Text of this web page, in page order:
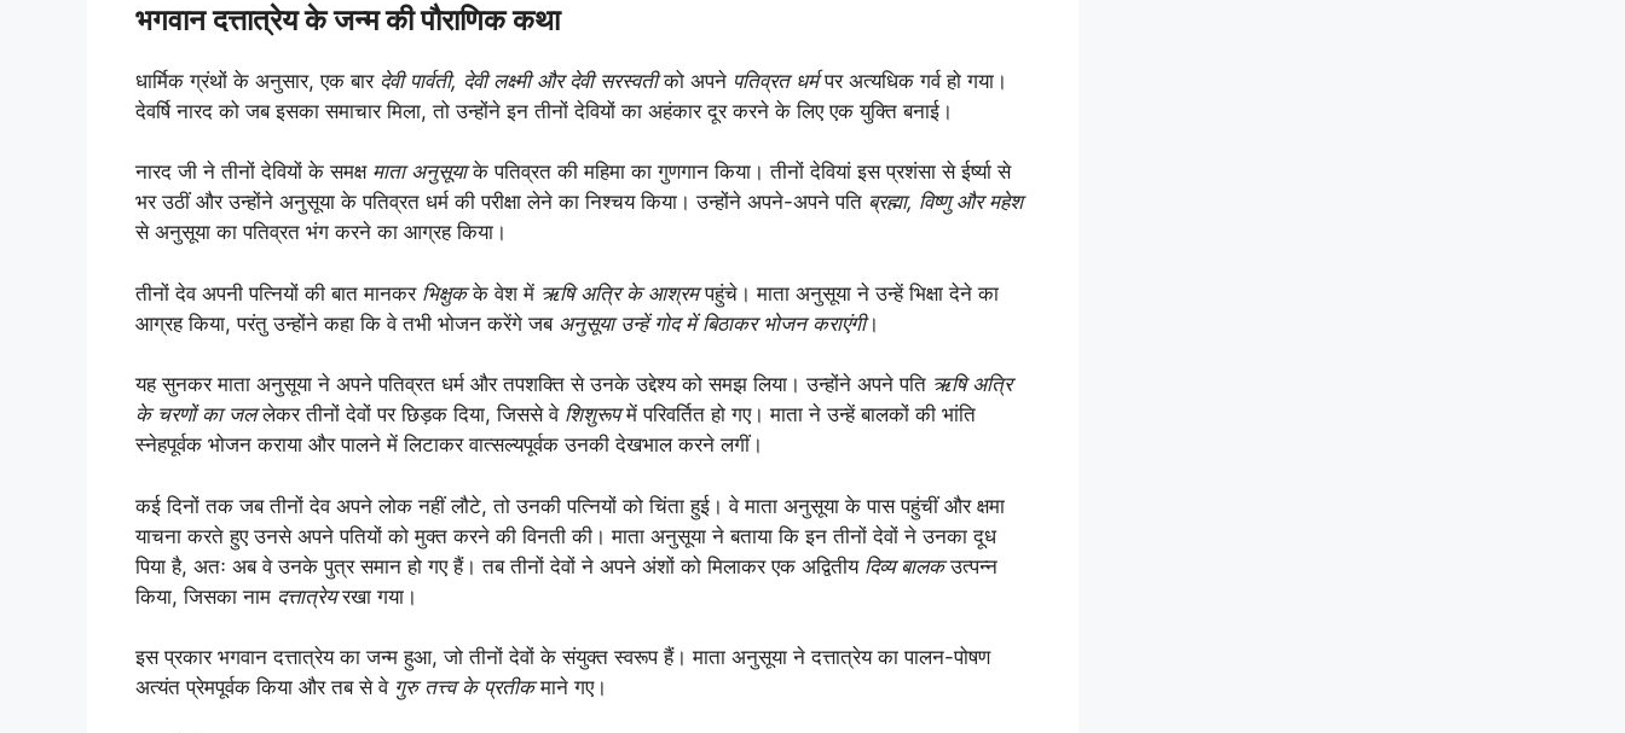
भगवान दत्तात्रेय के जन्म की पौराणिक कथा
धार्मिक ग्रंथों के अनुसार, एक बार देवी पार्वती, देवी लक्ष्मी और देवी सरस्वतीको अपने पतिव्रत धर्मपर अत्यधिक गर्व हो गया।
देवर्षि नारद को जब इसका समाचार मिला, तो उन्होंने इन तीनों देवियों का अहंकार दूर करने के लिए एक युक्ति बनाई।
नारद जी ने तीनों देवियों के समक्ष माता अनुसूयाके पतिव्रत की महिमा का गुणगान किया। तीनों देवियां इस प्रशंसा से ईर्ष्या से
भर उठीं और उन्होंने अनुसूया के पतिव्रत धर्म की परीक्षा लेने का निश्चय किया। उन्होंने अपने-अपने पति ब्रह्मा, विष्णु और महेश
से अनुसूया का पतिव्रत भंग करने का आग्रह किया।
तीनों देव अपनी पत्नियों की बात मानकर भिक्षुकके वेश में ऋषि अत्रि के आश्रमपहुंचे। माता अनुसूया ने उन्हें भिक्षा देने का
आग्रह किया, परंतु उन्होंने कहा कि वे तभी भोजन करेंगे जब अनुसूया उन्हें गोद में बिठाकर भोजन कराएंगी।
यह सुनकर माता अनुसूया ने अपने पतिव्रत धर्म और तपशक्ति से उनके उद्देश्य को समझ लिया। उन्होंने अपने पति ऋषि अत्रि
के चरणों का जललेकर तीनों देवों पर छिड़क दिया, जिससे वे शिशुरूपमें परिवर्तित हो गए। माता ने उन्हें बालकों की भांति
स्नेहपूर्वक भोजन कराया और पालने में लिटाकर वात्सल्यपूर्वक उनकी देखभाल करने लगीं।
कई दिनों तक जब तीनों देव अपने लोक नहीं लौटे, तो उनकी पत्नियों को चिंता हुई। वे माता अनुसूया के पास पहुंचीं और क्षमा
याचना करते हुए उनसे अपने पतियों को मुक्त करने की विनती की। माता अनुसूया ने बताया कि इन तीनों देवों ने उनका दूध
पिया है, अतः अब वे उनके पुत्र समान हो गए हैं। तब तीनों देवों ने अपने अंशों को मिलाकर एक अद्वितीय दिव्य बालकउत्पन्न
किया, जिसका नाम दत्तात्रेयरखा गया।
इस प्रकार भगवान दत्तात्रेय का जन्म हुआ, जो तीनों देवों के संयुक्त स्वरूप हैं। माता अनुसूया ने दत्तात्रेय का पालन-पोषण
अत्यंत प्रेमपूर्वक किया और तब से वे गुरु तत्त्व के प्रतीकमाने गए।